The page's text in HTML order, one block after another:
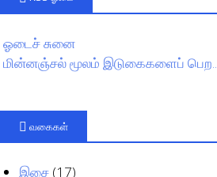
ஓடைச் சுனை
மின்னஞ்சல் மூலம் இடுகைகளைப் பெற..
வகைகள்
இசை (17)